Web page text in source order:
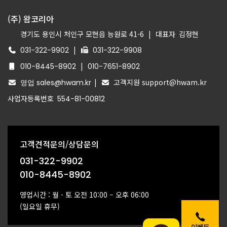
(주) 왐코리아
경기도 용인시 처인구 모현읍 능원로 41-6 | 대표자 김정현
031-322-9902 |
031-322-9908
010-8445-8902 | 010-7651-8902
영업 sales@hwam.kr |
고객지원 support@hwam.kr
사업자등록번호 554-81-00812
고객견적문의/상담문의
031-322-9902
010-8445-8902
영업시간 : 월 - 토 오전 10:00 – 오후 06:00
(일요일 휴무)